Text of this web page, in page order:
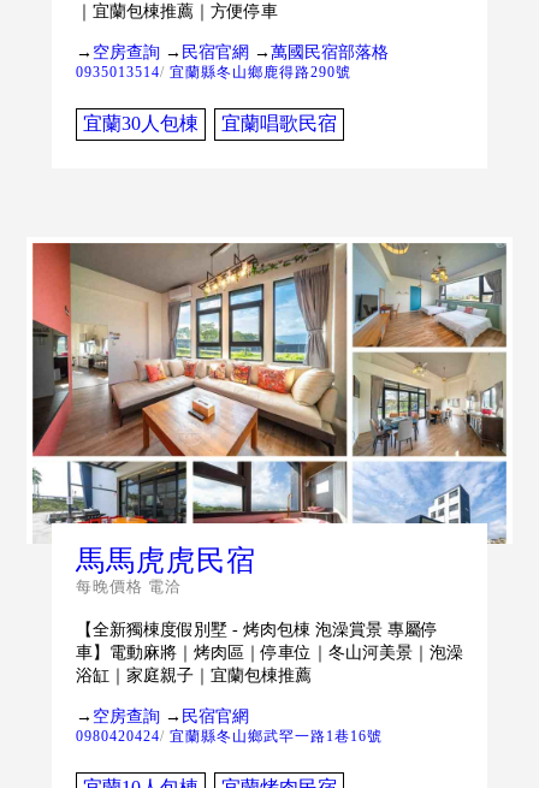
｜宜蘭包棟推薦｜方便停車
→ 空房查詢→ 民宿官網 →萬國民宿部落格
0935013514/ 宜蘭縣冬山鄉鹿得路290號
宜蘭30人包棟 宜蘭唱歌民宿
馬馬虎虎民宿
每晚價格 電洽
【全新獨棟度假別墅 - 烤肉包棟 泡澡賞景 專屬停
車】電動麻將｜烤肉區｜停車位｜冬山河美景｜泡澡
浴缸｜家庭親子｜宜蘭包棟推薦
→ 空房查詢→ 民宿官網
0980420424/ 宜蘭縣冬山鄉武罕一路1巷16號